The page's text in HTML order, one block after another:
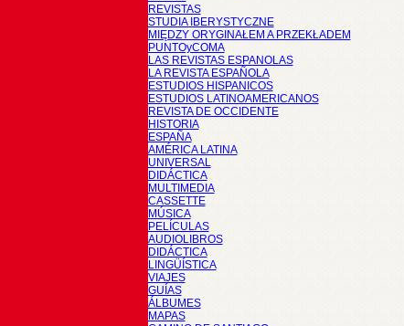
REVISTAS
STUDIA IBERYSTYCZNE
MIĘDZY ORYGINAŁEM A PRZEKŁADEM
PUNTOyCOMA
LAS REVISTAS ESPANOLAS
LA REVISTA ESPAÑOLA
ESTUDIOS HISPANICOS
ESTUDIOS LATINOAMERICANOS
REVISTA DE OCCIDENTE
HISTORIA
ESPAÑA
AMÉRICA LATINA
UNIVERSAL
DIDÁCTICA
MULTIMEDIA
CASSETTE
MÚSICA
PELÍCULAS
AUDIOLIBROS
DIDÁCTICA
LINGÜÍSTICA
VIAJES
GUÍAS
ÁLBUMES
MAPAS